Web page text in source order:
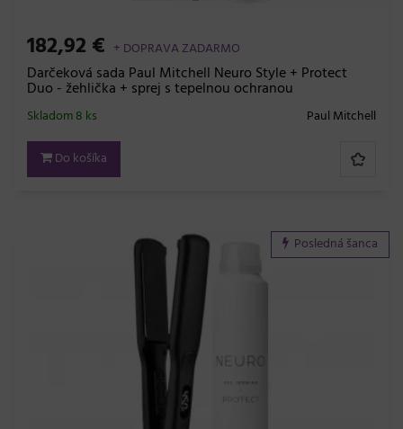
182,92 € + DOPRAVA ZADARMO
Darčeková sada Paul Mitchell Neuro Style + Protect
Duo - žehlička + sprej s tepelnou ochranou
Paul Mitchell
Skladom 8 ks
Do košíka
Posledná šanca